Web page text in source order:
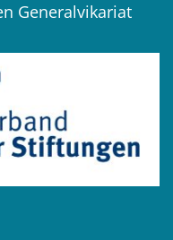
Generalvikariat